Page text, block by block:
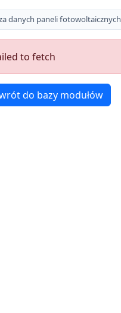
danych paneli fotowoltaicznych
to fetch
do bazy modułów